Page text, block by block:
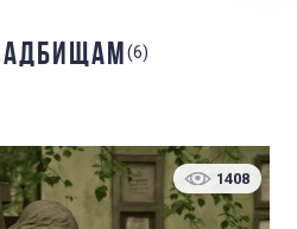
(6)
1408